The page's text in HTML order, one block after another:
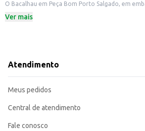
O Bacalhau em Peça Bom Porto Salgado, em
Marca: Porto
Pode ser utilizado em porções individuais ou para
Recomendamos seguir as instruções de
rendimento e facilita o controle de estoque.
Ver mais
Atendimento
Meus pedidos
Central de atendimento
Fale conosco